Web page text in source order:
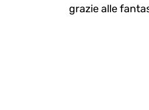
grazie alle